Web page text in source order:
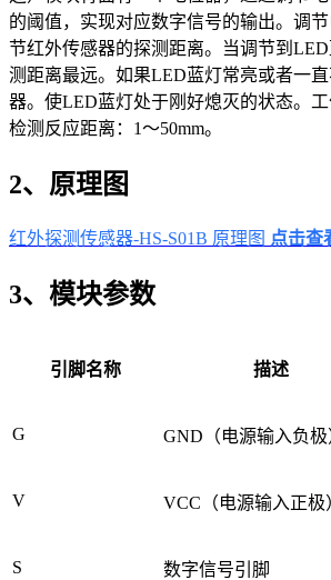
的阈值，实现对应数字信号的输出。调
节红外传感器的探测距离。当调节到
测距离最远。如果LED蓝灯常亮或者一
器。使LED蓝灯处于刚好熄灭的状态。工
检测反应距离：1～50mm。
2、原理图
红外探测传感器-HS-S01B 原理图 点击查
3、模块参数
引脚名称 描述
G GND（电源输入负极
V VCC（电源输入正极
S 数字信号引脚